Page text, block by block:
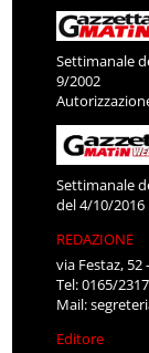
Settimanale
9/2002
Settimanale
del 4/10/2016
REDAZIONE
via Festaz, 52
Tel: 0165/
Mail:
Editore